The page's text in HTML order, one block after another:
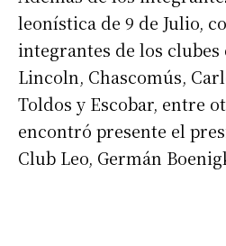
leonística de 9 de Julio,
integrantes de los clubes
Lincoln, Chascomús,
Toldos y Escobar, entre
encontró presente el
Club Leo, Germán